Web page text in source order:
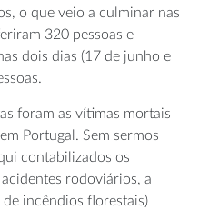
o que veio a culminar nas
320 pessoas e
dois dias (17 de junho e
foram as vítimas mortais
Portugal. Sem sermos
contabilizados os
rodoviários, a
incêndios florestais)